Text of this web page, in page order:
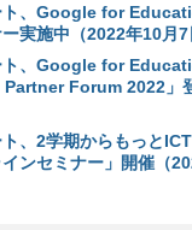
ト、Google for
実施中（2022年10月7
ト、Google for
Forum 2022」
、2学期からもっと
ンセミナー」開催（